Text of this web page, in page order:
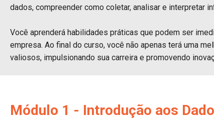
dados, compreender como coletar, analisar e interpretar
Você aprenderá habilidades práticas que podem ser
empresa. Ao final do curso, você não apenas terá uma
valiosos, impulsionando sua carreira e promovendo
Módulo 1 - Introdução aos